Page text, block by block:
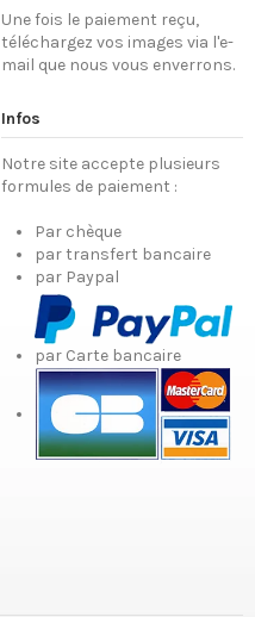
Une fois le paiement reçu,
téléchargez vos images via l'e-
mail que nous vous enverrons.
Infos
Notre site accepte plusieurs
formules de paiement :
Par chèque
par transfert bancaire
par Paypal
par Carte bancaire